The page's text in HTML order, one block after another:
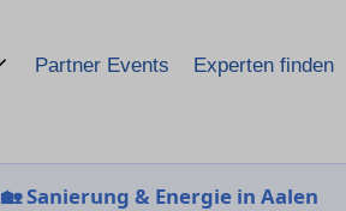
Partner Events Experten finden
🏡Sanierung & Energie in Aalen